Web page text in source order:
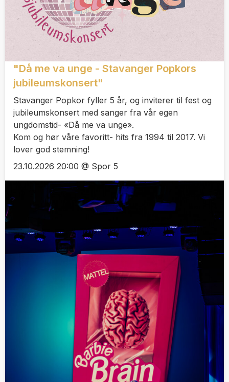
"Då me va unge - Stavanger Popkors
jubileumskonsert"
Stavanger Popkor fyller 5 år, og inviterer til fest og
jubileumskonsert med sanger fra vår egen
ungdomstid- «Då me va unge».
Kom og hør våre favoritt- hits fra 1994 til 2017. Vi
lover god stemning!
23.10.2026 20:00 @ Spor 5